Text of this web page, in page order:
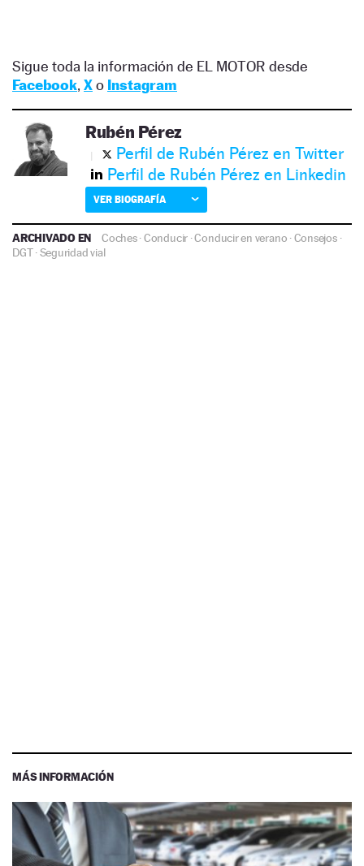
Sigue toda la información de EL MOTOR desde
Facebook, Xo Instagram
Rubén Pérez
Perfil de Rubén Pérez en Twitter
Perfil de Rubén Pérez en Linkedin
VER BIOGRAFÍA
ARCHIVADO EN Coches·Conducir ·Conducir en verano ·Consejos·
DGT·Seguridad vial
MÁS INFORMACIÓN